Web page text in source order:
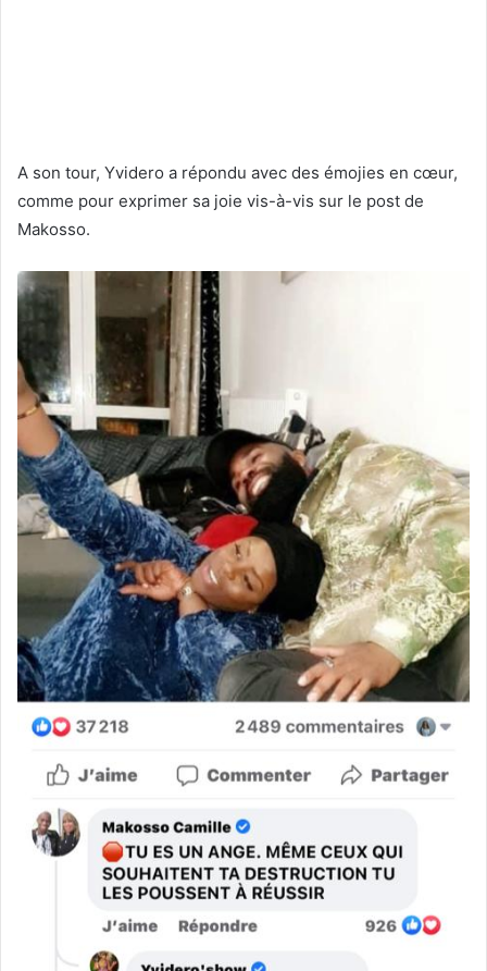
A son tour, Yvidero a répondu avec des émojies en cœur,
comme pour exprimer sa joie vis-à-vis sur le post de
Makosso.